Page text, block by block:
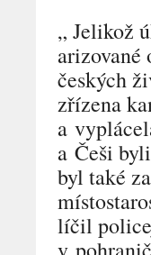
„ Jelikož
českých
zřízena
a
a Češi
byl také
líčil